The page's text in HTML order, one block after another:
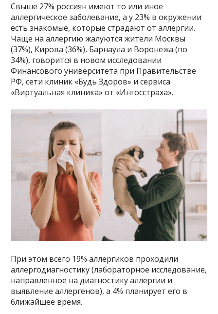
Свыше 27% россиян имеют то или иное
аллергическое заболевание, а у 23% в окружении
есть знакомые, которые страдают от аллергии.
Чаще на аллергию жалуются жители Москвы
(37%), Кирова (36%), Барнаула и Воронежа (по
34%), говорится в новом исследовании
Финансового университета при Правительстве
РФ, сети клиник «Будь Здоров» и сервиса
«Виртуальная клиника» от «Ингосстраха».
При этом всего 19% аллергиков проходили
аллергодиагностику (лабораторное исследование,
направленное на диагностику аллергии и
выявление аллергенов), а 4% планирует его в
ближайшее время.